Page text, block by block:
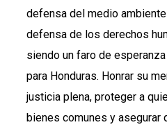
defensa del medio
defensa de los derechos
siendo un faro de
para Honduras. Honrar su
justicia plena, proteger a
bienes comunes y asegurar